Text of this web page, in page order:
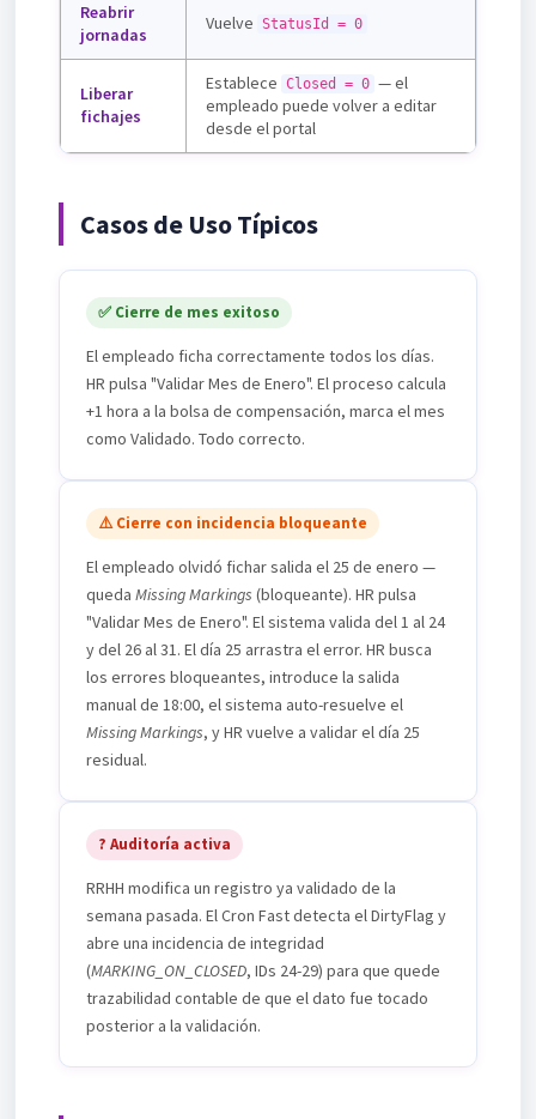
Reabrir
jornadas
Vuelve StatusId = 0
Liberar
fichajes
Establece Closed = 0 — el
empleado puede volver a editar
desde el portal
Casos de Uso Típicos
✅ Cierre de mes exitoso
El empleado ficha correctamente todos los días.
HR pulsa "Validar Mes de Enero". El proceso calcula
+1 hora a la bolsa de compensación, marca el mes
como Validado. Todo correcto.
⚠️ Cierre con incidencia bloqueante
El empleado olvidó fichar salida el 25 de enero —
queda Missing Markings (bloqueante). HR pulsa
"Validar Mes de Enero". El sistema valida del 1 al 24
y del 26 al 31. El día 25 arrastra el error. HR busca
los errores bloqueantes, introduce la salida
manual de 18:00, el sistema auto-resuelve el
Missing Markings, y HR vuelve a validar el día 25
residual.
? Auditoría activa
RRHH modifica un registro ya validado de la
semana pasada. El Cron Fast detecta el DirtyFlag y
abre una incidencia de integridad
(MARKING_ON_CLOSED, IDs 24-29) para que quede
trazabilidad contable de que el dato fue tocado
posterior a la validación.